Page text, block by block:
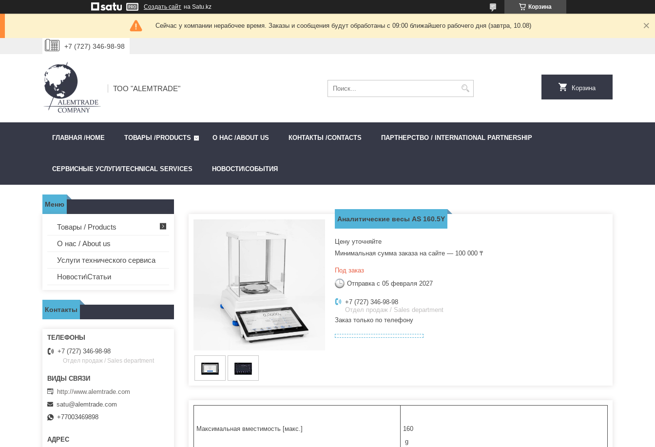
Создать сайт на Satu.kz Корзина
Сейчас у компании нерабочее время. Заказы и сообщения будут обработаны с 09:00 ближайшего рабочего дня (завтра, 10.08)
+7 (727) 346-98-98
ТОО "ALEMTRADE" Корзина
ГЛАВНАЯ /HOME ТОВАРЫ /PRODUCTS О НАС /ABOUT US КОНТАКТЫ /CONTACTS ПАРТНЕРСТВО / INTERNATIONAL PARTNERSHIP
СЕРВИСНЫЕ УСЛУГИ/TECHNICAL SERVICES НОВОСТИ\СОБЫТИЯ
Аналитические весы AS 160.5Y
Цену уточняйте
Минимальная сумма заказа на сайте — 100 000 ₸
Под заказ
Отправка с 05 февраля 2027
+7 (727) 346-98-98
Отдел продаж / Sales department
Заказ только по телефону
Максимальная вместимость [макс.]
160
g
Товары / Products
О нас / About us
Услуги технического сервиса
Новости\Статьи
Контакты
+7 (727) 346-98-98
Отдел продаж / Sales department
http://www.alemtrade.com
satu@alemtrade.com
+77003469898